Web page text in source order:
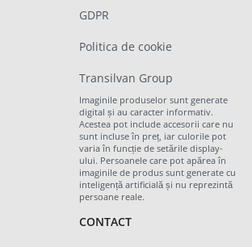
GDPR
Politica de cookie
Transilvan Group
Imaginile produselor sunt generate
digital și au caracter informativ.
Acestea pot include accesorii care nu
sunt incluse în preț, iar culorile pot
varia în funcție de setările display-
ului. Persoanele care pot apărea în
imaginile de produs sunt generate cu
inteligență artificială și nu reprezintă
persoane reale.
CONTACT